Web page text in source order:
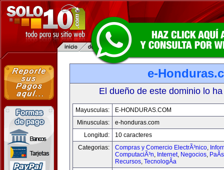
e-
El dueño de este dominio lo
Mayusculas:
E-HONDURAS.COM
Minusculas:
e-honduras.com
Longitud:
10 caracteres
Categorias:
Compras y Comercio ElectrÃ³nico,
ComputaciÃ³n, Internet, Negocios,
Recursos, TecnologÃ­a